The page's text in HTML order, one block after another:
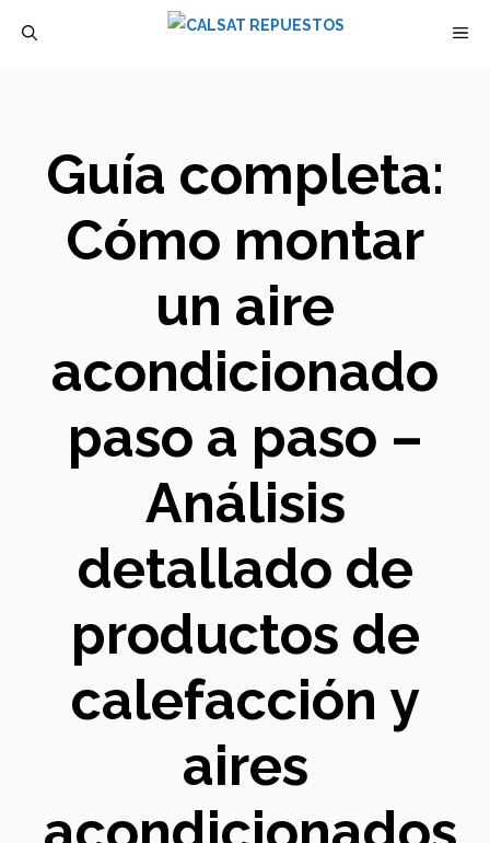
Guía completa:
Cómo montar
un aire
acondicionado
paso a paso –
Análisis
detallado de
productos de
calefacción y
aires